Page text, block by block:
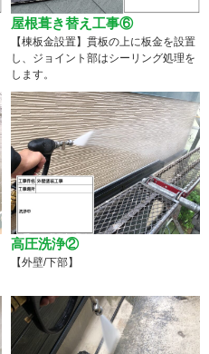
屋根葺き替え工事⑥
【棟板金設置】貫板の上に板金を設置
し、ジョイント部はシーリング処理を
します。
高圧洗浄②
【外壁/下部】